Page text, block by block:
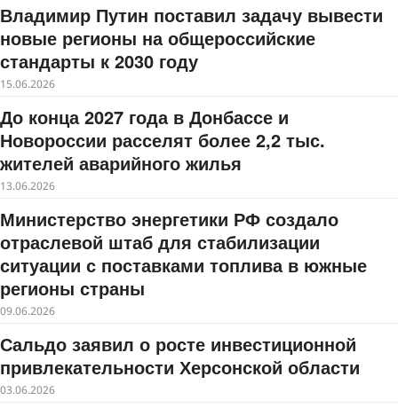
Владимир Путин поставил задачу вывести
новые регионы на общероссийские
стандарты к 2030 году
15.06.2026
До конца 2027 года в Донбассе и
Новороссии расселят более 2,2 тыс.
жителей аварийного жилья
13.06.2026
Министерство энергетики РФ создало
отраслевой штаб для стабилизации
ситуации с поставками топлива в южные
регионы страны
09.06.2026
Сальдо заявил о росте инвестиционной
привлекательности Херсонской области
03.06.2026